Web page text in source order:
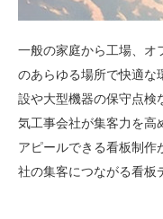
一般の家庭から工場、オ
のあらゆる場所で快適な
設や大型機器の保守点検
気工事会社が集客力を高
アピールできる看板制作
社の集客につながる看板